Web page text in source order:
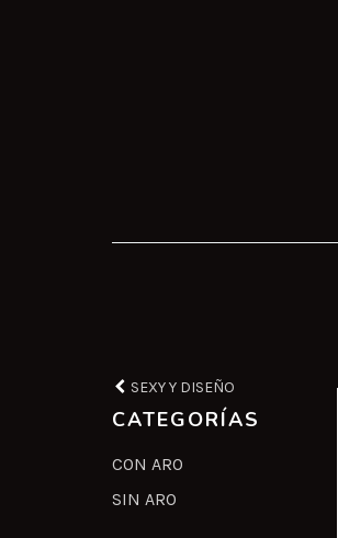
SEXY Y DISEÑO
CATEGORÍAS
CON ARO
SIN ARO